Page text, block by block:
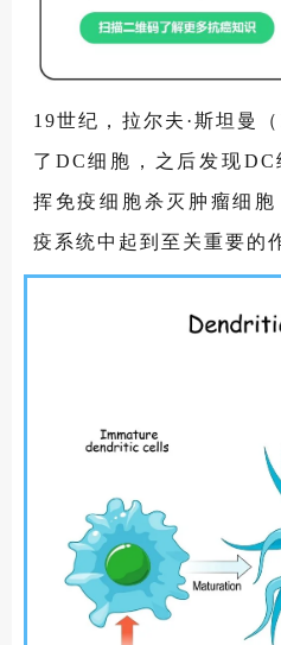
19世纪，拉尔夫·斯坦曼
了DC细胞，之后发现
挥免疫细胞杀灭肿瘤细
疫系统中起到至关重要的